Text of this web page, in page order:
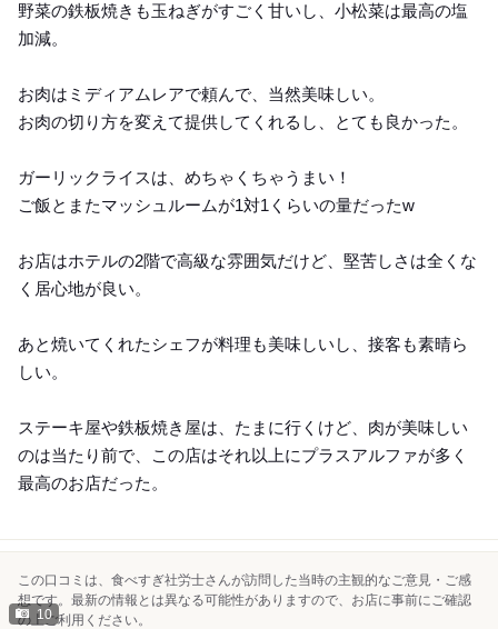
野菜の鉄板焼きも玉ねぎがすごく甘いし、小松菜は最高の塩
加減。
お肉はミディアムレアで頼んで、当然美味しい。
お肉の切り方を変えて提供してくれるし、とても良かった。
ガーリックライスは、めちゃくちゃうまい！
ご飯とまたマッシュルームが1対1くらいの量だったw
お店はホテルの2階で高級な雰囲気だけど、堅苦しさは全くな
く居心地が良い。
あと焼いてくれたシェフが料理も美味しいし、接客も素晴ら
しい。
ステーキ屋や鉄板焼き屋は、たまに行くけど、肉が美味しい
のは当たり前で、この店はそれ以上にプラスアルファが多く
最高のお店だった。
10
この口コミは、食べすぎ社労士さんが訪問した当時の主観的なご意見・ご感
想です。最新の情報とは異なる可能性がありますので、お店に事前にご確認
の上ご利用ください。